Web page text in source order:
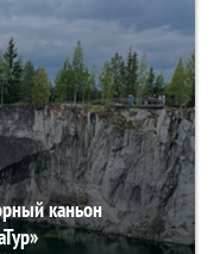
каньон